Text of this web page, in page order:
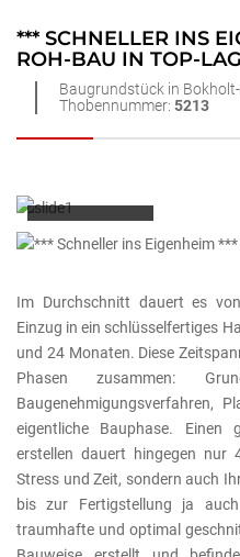
*** SCHNELLER INS
ROH-BAU IN TOP-
Baugrundstück in
Thobennummer: 5213
Im Durchschnitt dauert es
Einzug in ein schlüsselfertiges
und 24 Monaten. Diese
Phasen zusammen:
Baugenehmigungsverfahren,
eigentliche Bauphase. Einen
erstellen dauert hingegen
Stress und Zeit, sondern auch
bis zur Fertigstellung ja
traumhafte und optimal